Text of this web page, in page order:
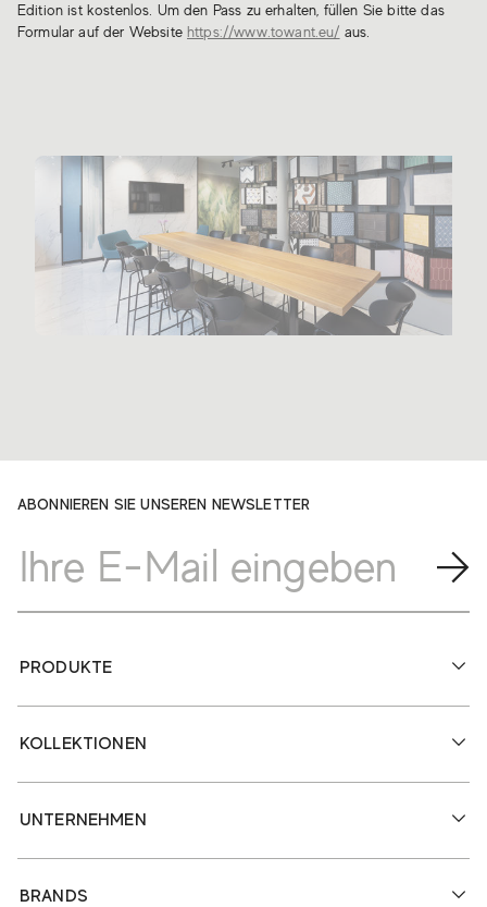
Edition ist kostenlos. Um den Pass zu erhalten, füllen Sie bitte das
Formular auf der Websitehttps://www.towant.eu/ aus.
ABONNIEREN SIE UNSEREN NEWSLETTER
PRODUKTE
KOLLEKTIONEN
UNTERNEHMEN
BRANDS